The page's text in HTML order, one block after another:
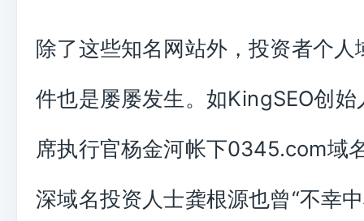
除了这些知名网站外，投资者个人
件也是屡屡发生。如KingSEO创始
席执行官杨金河帐下0345.com域
深域名投资人士龚根源也曾“不幸